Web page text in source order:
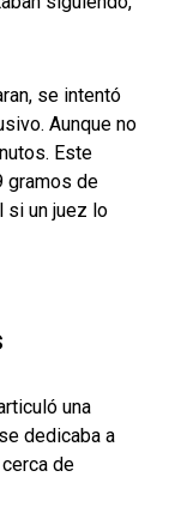
se intentó
Aunque no
Este
gramos de
si un juez lo
una
dedicaba a
de